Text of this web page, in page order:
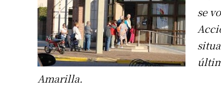
se
Amarilla.